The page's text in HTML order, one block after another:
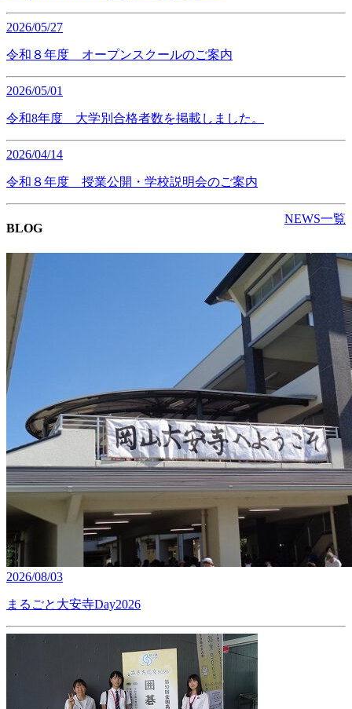
2026/05/27
令和８年度 オープンスクールのご案内
2026/05/01
令和8年度 大学別合格者数を掲載しました。
2026/04/14
令和８年度 授業公開・学校説明会のご案内
NEWS一覧
BLOG
2026/08/03
まるごと大安寺Day2026